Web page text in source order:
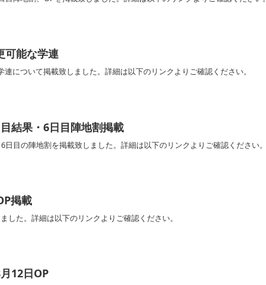
可能な学連
連について掲載致しました。詳細は以下のリンクよりご確認ください。
目結果・6日目陣地割掲載
日目の陣地割を掲載致しました。詳細は以下のリンクよりご確認ください。
掲載
した。詳細は以下のリンクよりご確認ください。
12日OP